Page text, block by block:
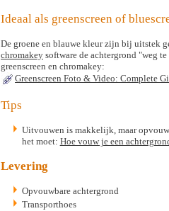
Ideaal als greenscreen of
De groene en blauwe kleur zijn bij uitstek
chromakey software de achtergrond "weg
greenscreen en chromakey:
Greenscreen Foto & Video: Complete
Tips
Uitvouwen is makkelijk, maar
het moet: Hoe vouw je een
Levering
Opvouwbare achtergrond
Transporthoes